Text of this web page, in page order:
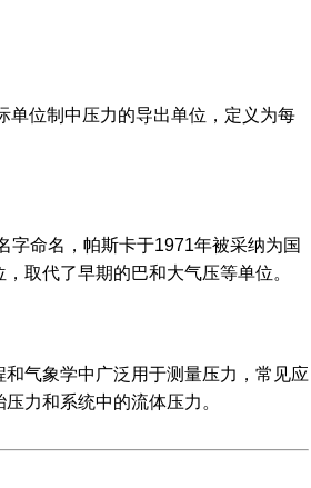
单位制中压力的导出单位，定义为每
字命名，帕斯卡于1971年被采纳为国
取代了早期的巴和大气压等单位。
气象学中广泛用于测量压力，常见应
力和系统中的流体压力。